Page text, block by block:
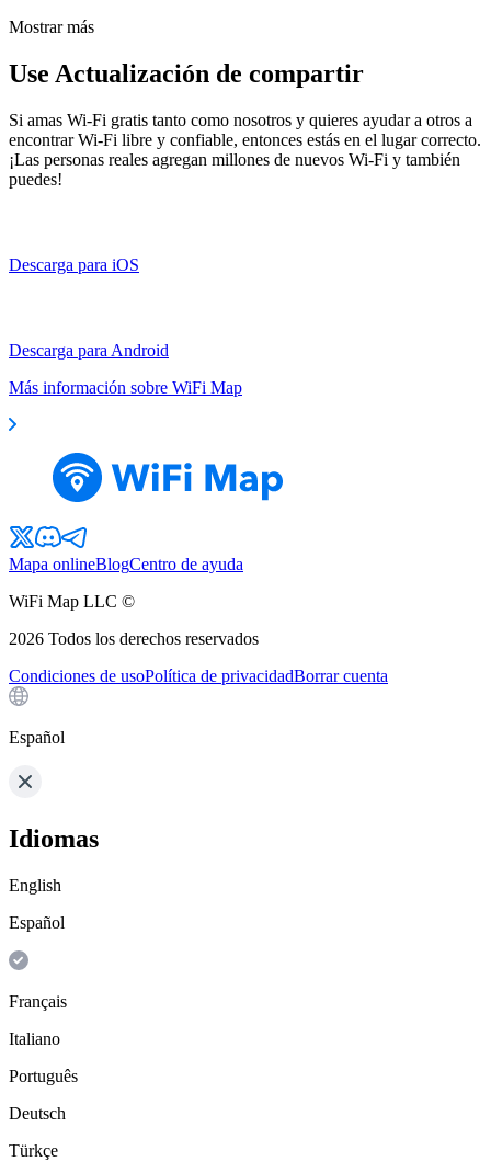
Mostrar más
Use Actualización de compartir
Si amas Wi-Fi gratis tanto como nosotros y quieres ayudar a otros a
encontrar Wi-Fi libre y confiable, entonces estás en el lugar correcto.
¡Las personas reales agregan millones de nuevos Wi-Fi y también
puedes!
Descarga para iOS
Descarga para Android
Más información sobre WiFi Map
Mapa onlineBlogCentro de ayuda
WiFi Map LLC ©
2026 Todos los derechos reservados
Condiciones de usoPolítica de privacidadBorrar cuenta
Español
Idiomas
English
Español
Français
Italiano
Português
Deutsch
Türkçe